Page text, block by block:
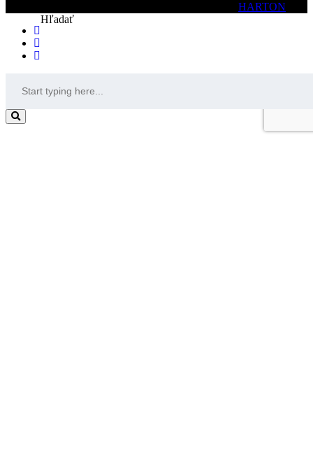
HARTON
Hľadať